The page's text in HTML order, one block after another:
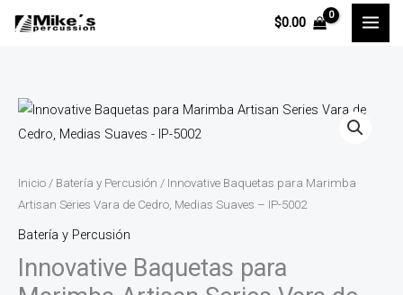
$0.00
Inicio / Batería y Percusión / Innovative Baquetas para Marimba
Artisan Series Vara de Cedro, Medias Suaves – IP-5002
Batería y Percusión
Innovative Baquetas para
Innovative
Baquetas
Marimba
Artisan
Series
Vara
de